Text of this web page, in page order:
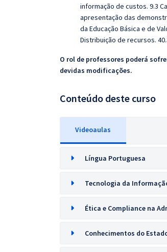
informação de custos. 9.3
apresentação das
da Educação Básica e de
Distribuição de recursos.
O rol de professores poderá
devidas modificações.
Conteúdo deste curso
Videoaulas
Língua Portuguesa
Tecnologia da
Ética e Compliance na
Conhecimentos do